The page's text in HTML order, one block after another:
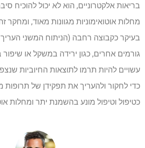
בריאות אלקטרוניים, הוא לא יכול להוכיח
מחלות אוטואימוניות מגוונות מאוד, ומחקר
בעיקר כקבוצה רחבה (הניתוח המשני
גורמים אחרים, כגון ירידה במשקל או
עשויים להיות תרמו לתוצאות החיוביות
כטיפול וטיפול מונע בהשמנת יתר ומחלות